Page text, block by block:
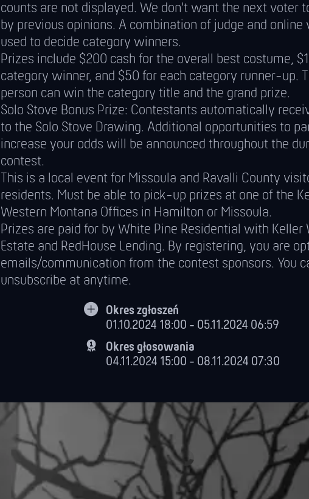
counts are not displayed. We don't want the next voter
by previous opinions. A combination of judge and
used to decide category winners.
Prizes include $200 cash for the overall best costume,
category winner, and $50 for each category runner-up.
person can win the category title and the grand prize.
Solo Stove Bonus Prize: Contestants automatically
to the Solo Stove Drawing. Additional opportunities to
increase your odds will be announced throughout the
contest.
This is a local event for Missoula and Ravalli County
residents. Must be able to pick-up prizes at one of the
Western Montana Offices in Hamilton or Missoula.
Prizes are paid for by White Pine Residential with Keller
Estate and RedHouse Lending. By registering, you are
emails/communication from the contest sponsors. You
unsubscribe at anytime.
Okres zgłoszeń
01.10.2024 18:00 - 05.11.2024 06:59
Okres głosowania
04.11.2024 15:00 - 08.11.2024 07:30